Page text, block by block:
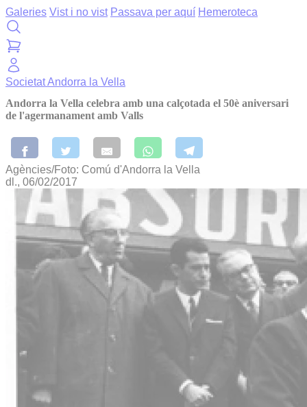
Galeries Vist i no vist Passava per aquí Hemeroteca
SocietatAndorra la Vella
Andorra la Vella celebra amb una calçotada el 50è aniversari
de l'agermanament amb Valls
Agències/Foto: Comú d'Andorra la Vella
dl., 06/02/2017